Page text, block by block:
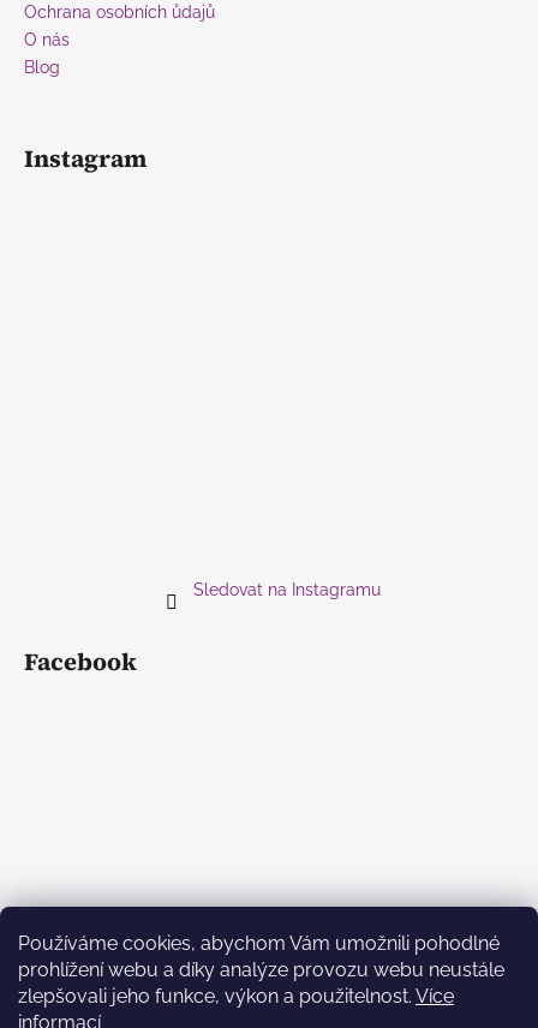
Používáme cookies, abychom Vám umožnili pohodlné
prohlížení webu a díky analýze provozu webu neustále
zlepšovali jeho funkce, výkon a použitelnost. Více
informací
Ochrana osobních ůdajů
O nás
Blog
Instagram
Sledovat na Instagramu
Facebook